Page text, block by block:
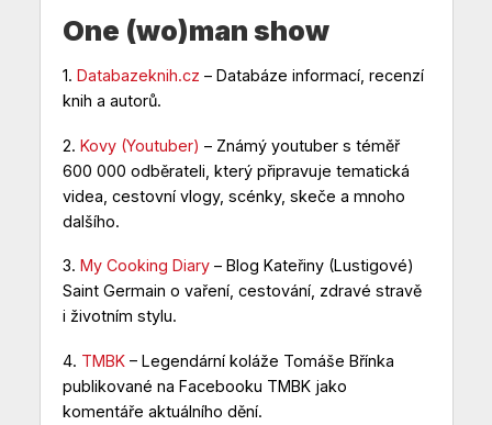
One (wo)man show
1. Databazeknih.cz – Databáze informací, recenzí
knih a autorů.
2. Kovy (Youtuber) – Známý youtuber s téměř
600 000 odběrateli, který připravuje tematická
videa, cestovní vlogy, scénky, skeče a mnoho
dalšího.
3. My Cooking Diary– Blog Kateřiny (Lustigové)
Saint Germain o vaření, cestování, zdravé stravě
i životním stylu.
4. TMBK– Legendární koláže Tomáše Břínka
publikované na Facebooku TMBK jako
komentáře aktuálního dění.